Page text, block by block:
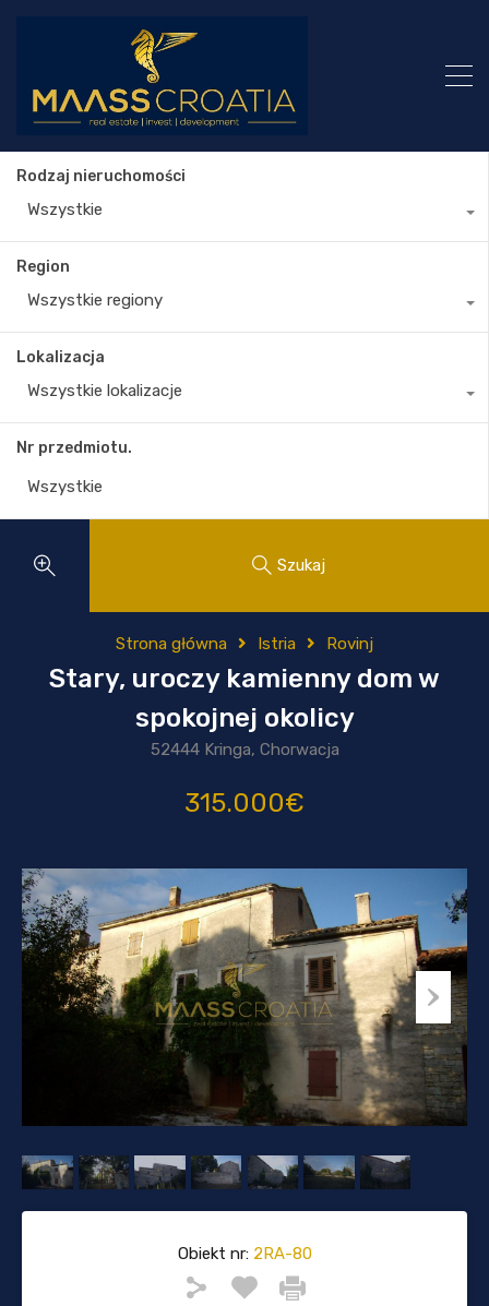
Rodzaj nieruchomości
Wszystkie
Region
Wszystkie regiony
Lokalizacja
Wszystkie lokalizacje
Nr przedmiotu.
Szukaj
Strona główna Istria Rovinj
Stary, uroczy kamienny dom w
spokojnej okolicy
52444 Kringa, Chorwacja
315.000€
Obiekt nr:2RA-80